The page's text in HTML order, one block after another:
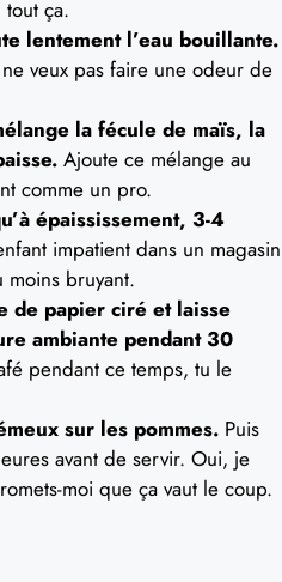
ça.
lentement l’eau bouillante.
veux pas faire une odeur de
la fécule de maïs, la
Ajoute ce mélange au
comme un pro.
épaississement, 3-4
impatient dans un magasin
bruyant.
de papier ciré et laisse
ambiante pendant 30
pendant ce temps, tu le
sur les pommes. Puis
avant de servir. Oui, je
moi que ça vaut le coup.